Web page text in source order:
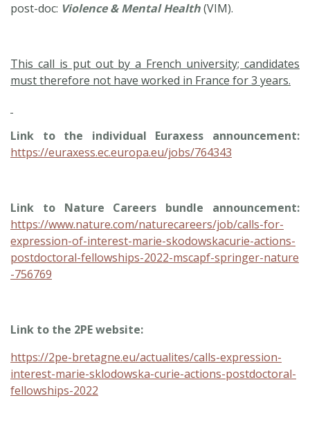
post-doc: Violence & Mental Health(VIM).
This call is put out by a French university; candidates
must therefore not have worked in France for 3 years.
Link to the individual Euraxess announcement:
https://euraxess.ec.europa.eu/jobs/764343
Link to Nature Careers bundle announcement:
https://www.nature.com/naturecareers/job/calls-for-
expression-of-interest-marie-skodowskacurie-actions-
postdoctoral-fellowships-2022-mscapf-springer-nature
-756769
Link to the 2PE website:
https://2pe-bretagne.eu/actualites/calls-expression-
interest-marie-sklodowska-curie-actions-postdoctoral-
fellowships-2022